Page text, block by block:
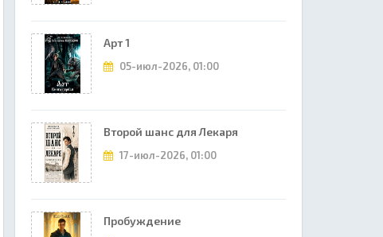
Арт 1
05-июл-2026, 01:00
Второй шанс для Лекаря
17-июл-2026, 01:00
Пробуждение